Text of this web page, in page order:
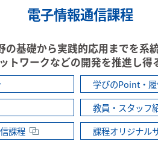
電子情報通信課程
の基礎から実践的応用までを系
トワークなどの開発を推進し得
学びのPoint・
教員・スタッフ
課程
課程オリジナル